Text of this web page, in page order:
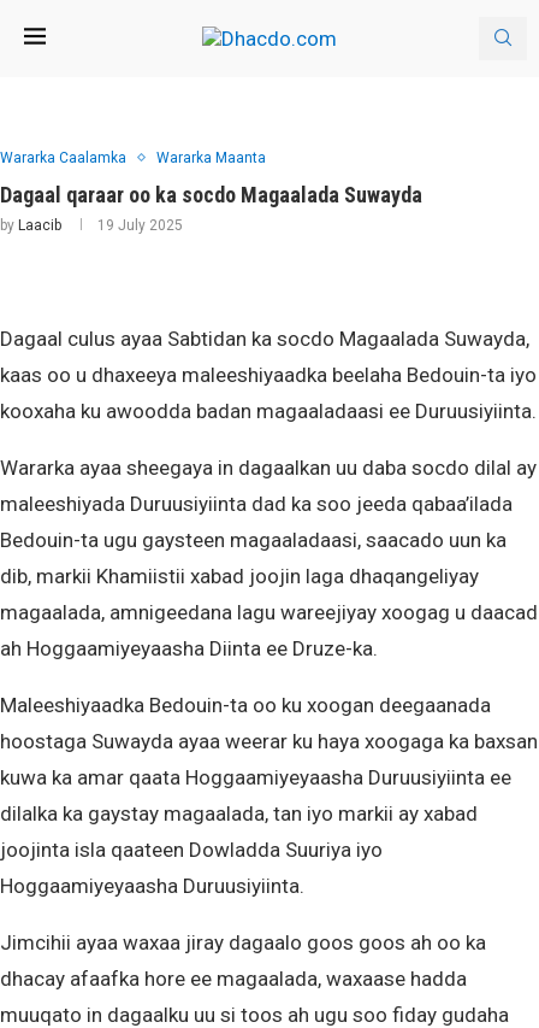
Wararka Caalamka Wararka Maanta
Dagaal qaraar oo ka socdo Magaalada Suwayda
by Laacib 19 July 2025
Dagaal culus ayaa Sabtidan ka socdo Magaalada Suwayda,
kaas oo u dhaxeeya maleeshiyaadka beelaha Bedouin-ta iyo
kooxaha ku awoodda badan magaaladaasi ee Duruusiyiinta.
Wararka ayaa sheegaya in dagaalkan uu daba socdo dilal ay
maleeshiyada Duruusiyiinta dad ka soo jeeda qabaa’ilada
Bedouin-ta ugu gaysteen magaaladaasi, saacado uun ka
dib, markii Khamiistii xabad joojin laga dhaqangeliyay
magaalada, amnigeedana lagu wareejiyay xoogag u daacad
ah Hoggaamiyeyaasha Diinta ee Druze-ka.
Maleeshiyaadka Bedouin-ta oo ku xoogan deegaanada
hoostaga Suwayda ayaa weerar ku haya xoogaga ka baxsan
kuwa ka amar qaata Hoggaamiyeyaasha Duruusiyiinta ee
dilalka ka gaystay magaalada, tan iyo markii ay xabad
joojinta isla qaateen Dowladda Suuriya iyo
Hoggaamiyeyaasha Duruusiyiinta.
Jimcihii ayaa waxaa jiray dagaalo goos goos ah oo ka
dhacay afaafka hore ee magaalada, waxaase hadda
muuqato in dagaalku uu si toos ah ugu soo fiday gudaha